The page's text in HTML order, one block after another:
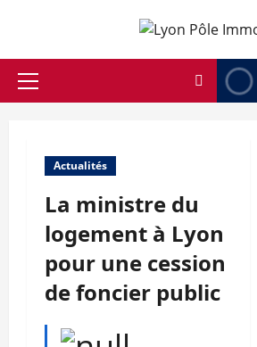
contenu
Menu
Actualités
La ministre du
logement à Lyon
pour une cession
de foncier public